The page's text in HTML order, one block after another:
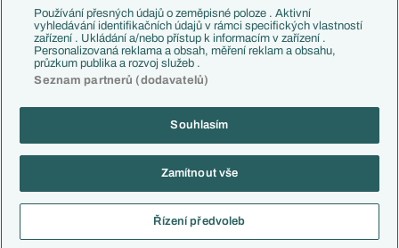
Juventus FC
Bayern Mnichov
FC Barcelona
Real Madrid
Copyright © 2001-2026 EuroFotbal.cz. Využíváme zpravodajství ČTK.
Informace o zpracování osobních údajů
Používání přesných údajů o zeměpisné poloze . Aktivní
vyhledávání identifikačních údajů v rámci specifických vlastností
zařízení . Ukládání a/nebo přístup k informacím v zařízení .
Personalizovaná reklama a obsah, měření reklam a obsahu,
průzkum publika a rozvoj služeb .
Seznam partnerů (dodavatelů)
Souhlasím
Zamítnout vše
Řízení předvoleb